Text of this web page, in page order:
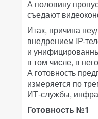
А половину
съедают
Итак, причина
внедрением IP-
и
в том числе, в
А готовность
измеряется по
ИТ-службы,
Готовность №1